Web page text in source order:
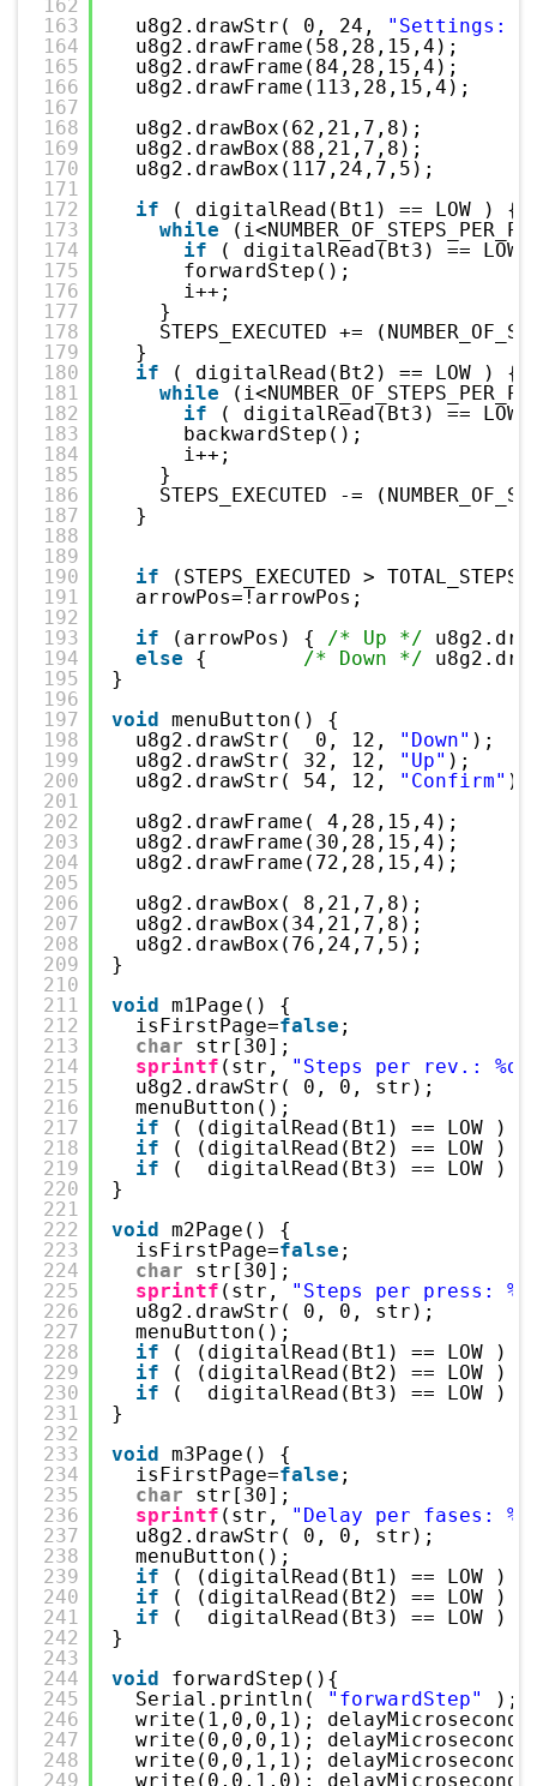
162
163
164
165
166
167
168
169
170
171
172
173
174
175
176
177
178
179
180
181
182
183
184
185
186
187
188
189
190
191
192
193
194
195
196
197
198
199
200
201
202
203
204
205
206
207
208
209
210
211
212
213
214
215
216
217
218
219
220
221
222
223
224
225
226
227
228
229
230
231
232
233
234
235
236
237
238
239
240
241
242
243
244
245
246
247
248
249
u8g2.drawStr( 0, 24,
"Settings: "
u8g2.drawFrame(58,28,15,4);
u8g2.drawFrame(84,28,15,4);
u8g2.drawFrame(113,28,15,4);
u8g2.drawBox(62,21,7,8);
u8g2.drawBox(88,21,7,8);
u8g2.drawBox(117,24,7,5);
if
( digitalRead(Bt1) == LOW ) {
while
if
( digitalRead(Bt3) ==
forwardStep();
i++;
}
STEPS_EXECUTED +=
}
if
( digitalRead(Bt2) == LOW ) {
while
if
( digitalRead(Bt3) ==
backwardStep();
i++;
}
STEPS_EXECUTED -=
}
if
(STEPS_EXECUTED >
arrowPos=!arrowPos;
if
(arrowPos) { /* Up */
else
{ /* Down */
}
void menuButton() {
u8g2.drawStr(  0, 12,
"Down" );
u8g2.drawStr( 32, 12,
"Up" );
u8g2.drawStr( 54, 12,
"Confirm" );
u8g2.drawFrame( 4,28,15,4);
u8g2.drawFrame(30,28,15,4);
u8g2.drawFrame(72,28,15,4);
u8g2.drawBox( 8,21,7,8);
u8g2.drawBox(34,21,7,8);
u8g2.drawBox(76,24,7,5);
}
void m1Page() {
isFirstPage=false ;
char
str[30];
sprintf (str, "Steps per rev.: %d"
u8g2.drawStr( 0, 0, str);
menuButton();
if
( (digitalRead(Bt1) == LOW ) &&
if
( (digitalRead(Bt2) == LOW ) &&
if
(  digitalRead(Bt3) == LOW )
}
void m2Page() {
isFirstPage=false ;
char
str[30];
sprintf (str,
"Steps per press:
u8g2.drawStr( 0, 0, str);
menuButton();
if
( (digitalRead(Bt1) == LOW ) &&
if
( (digitalRead(Bt2) == LOW ) &&
if
(  digitalRead(Bt3) == LOW )
}
void m3Page() {
isFirstPage=false ;
char
str[30];
sprintf (str,
"Delay per fases:
u8g2.drawStr( 0, 0, str);
menuButton();
if
( (digitalRead(Bt1) == LOW ) &&
if
( (digitalRead(Bt2) == LOW ) &&
if
(  digitalRead(Bt3) == LOW )
}
void
forwardStep(){
Serial.println(
"forwardStep"
);
write(1,0,0,1);
write(0,0,0,1);
write(0,0,1,1);
write(0,0,1,0);